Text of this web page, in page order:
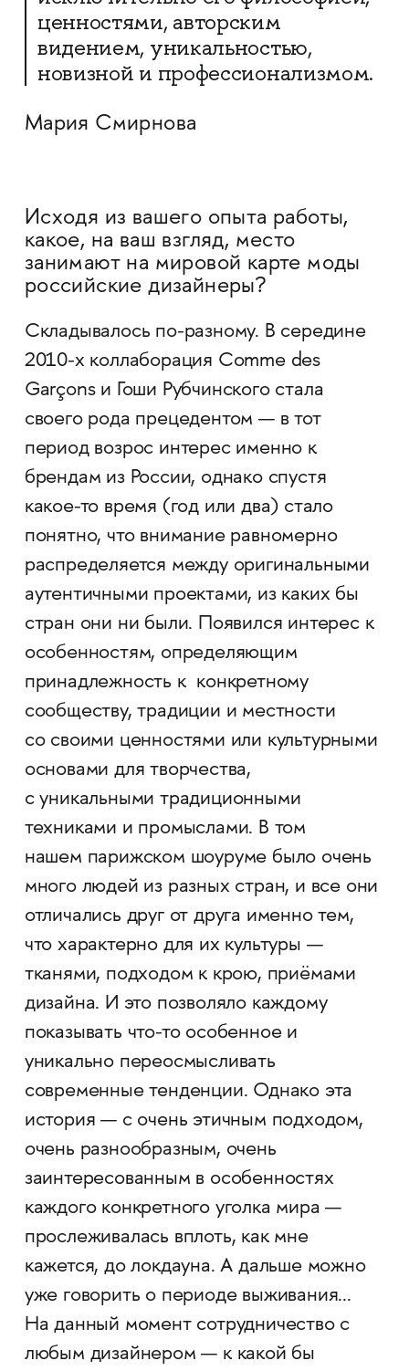
ценностями, авторским
видением, уникальностью,
новизной и профессионализмом.
Мария Смирнова
Исходя из вашего опыта работы,
какое, на ваш взгляд, место
занимают на мировой карте моды
российские дизайнеры?
Cкладывалось по-разному. В середине
2010-х коллаборация Comme des
Garçons и Гоши Рубчинского стала
своего рода прецедентом — в тот
период возрос интерес именно к
брендам из России, однако спустя
какое-то время (год или два) стало
понятно, что внимание равномерно
распределяется между оригинальными
аутентичными проектами, из каких бы
стран они ни были. Появился интерес к
особенностям, определяющим
принадлежность к конкретному
сообществу, традиции и местности
со своими ценностями или культурными
основами для творчества,
с уникальными традиционными
техниками и промыслами. В том
нашем парижском шоуруме было очень
много людей из разных стран, и все они
отличались друг от друга именно тем,
что характерно для их культуры —
тканями, подходом к крою, приёмами
дизайна. И это позволяло каждому
показывать что-то особенное и
уникально переосмысливать
современные тенденции. Однако эта
история — с очень этичным подходом,
очень разнообразным, очень
заинтересованным в особенностях
каждого конкретного уголка мира —
прослеживалась вплоть, как мне
кажется, до локдауна. А дальше можно
уже говорить о периоде выживания...
На данный момент сотрудничество с
любым дизайнером — к какой бы